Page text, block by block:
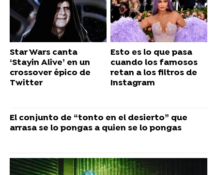
Star Wars canta
‘Stayin Alive’ en un
crossover épico de
Twitter
Esto es lo que pasa
cuando los famosos
retan a los filtros de
Instagram
El conjunto de “tonto en el desierto” que
arrasa se lo pongas a quien se lo pongas